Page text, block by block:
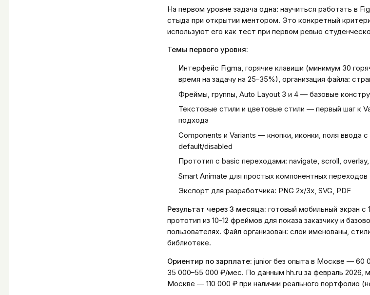
На первом уровне задача одна: научиться работать в
стыда при открытии ментором. Это конкретный
используют его как тест при первом ревью
Темы первого уровня:
Интерфейс Figma, горячие клавиши (минимум 30
время на задачу на 25–35%), организация файла:
Фреймы, группы, Auto Layout 3 и 4 — базовые
Текстовые стили и цветовые стили — первый шаг к
подхода
Components и Variants — кнопки, иконки, поля ввода
default/disabled
Прототип с basic переходами: navigate, scroll,
Smart Animate для простых компонентных переходов
Экспорт для разработчика: PNG 2x/3x, SVG, PDF
Результат через 3 месяца: готовый мобильный экран с
прототип из 10–12 фреймов для показа заказчику и
пользователях. Файл организован: слои именованы,
библиотеке.
Ориентир по зарплате: junior без опыта в Москве — 60
35 000–55 000 ₽/мес. По данным hh.ru за февраль 2026,
Москве — 110 000 ₽ при наличии реального портфолио